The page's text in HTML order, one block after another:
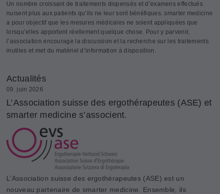
Un nombre croissant de traitements dispensés et d’examens effectués
nuisent plus aux patients qu’ils ne leur sont bénéfiques. smarter medicine
a pour objectif que les mesures médicales ne soient appliquées que
lorsqu’elles apportent réellement quelque chose. Pour y parvenir,
l’association encourage la discussion et la recherche sur les traitements
inutiles et met du matériel d’information à disposition.
Actualités
09. juin 2026
L’Association suisse des ergothérapeutes (ASE) et
smarter medicine s’associent.
L’Association suisse des ergothérapeutes (ASE) est un
nouveau partenaire de smarter medicine. Ensemble, ils